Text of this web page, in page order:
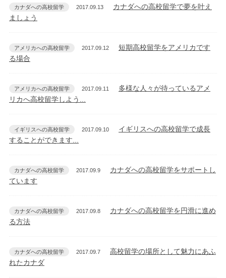
カナダへの高校留学 2017.09.13
カナダへの高校留学で夢を叶え
ましょう
アメリカへの高校留学 2017.09.12
短期高校留学をアメリカです
る場合
アメリカへの高校留学 2017.09.11
多様な人々が待っているアメ
リカへ高校留学しよう...
イギリスへの高校留学 2017.09.10
イギリスへの高校留学で成長
することができます...
カナダへの高校留学 2017.09.9
カナダへの高校留学をサポートし
ています
カナダへの高校留学 2017.09.8
カナダへの高校留学を円滑に進め
る方法
カナダへの高校留学 2017.09.7
高校留学の場所として魅力にあふ
れたカナダ